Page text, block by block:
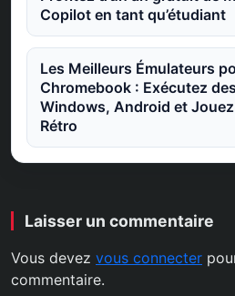
Copilot en tant qu’étudiant
Les Meilleurs Émulateurs
Chromebook : Exécutez
Windows, Android et
Rétro
Laisser un commentaire
Vous devez vous connecter
commentaire.